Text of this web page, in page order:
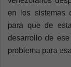
en los sistemas
para que de
desarrollo de
problema para